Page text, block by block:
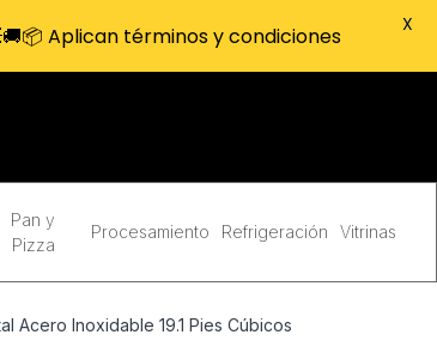
Pan y
Pizza
Procesamiento Refrigeración Vitrinas
Acero Inoxidable 19.1 Pies Cúbicos
Aplican términos y condiciones X